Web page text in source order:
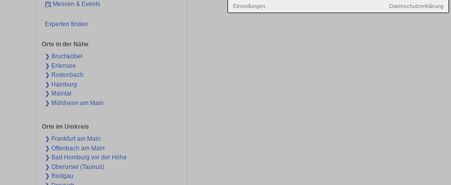
Einstellungen Datenschutzerklärung
Messen & Events
Experten finden
Orte in der Nähe
❯ Bruchköbel
❯ Erlensee
❯ Rodenbach
❯ Hainburg
❯ Maintal
❯ Mühlheim am Main
Orte im Umkreis
❯ Frankfurt am Main
❯ Offenbach am Main
❯ Bad Homburg vor der Höhe
❯ Oberursel (Taunus)
❯ Rodgau